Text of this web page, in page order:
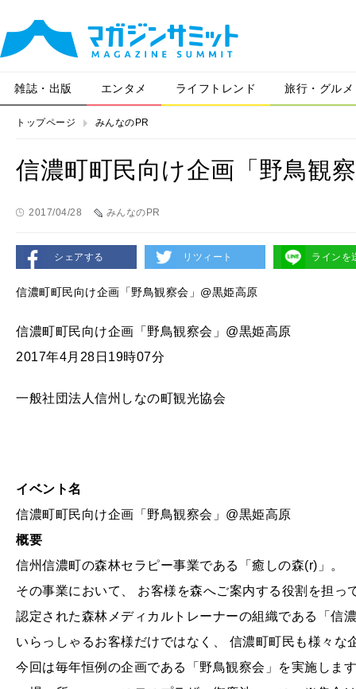
雑誌・出版 エンタメ ライフトレンド 旅行・グルメ
トップページ みんなのPR
信濃町町民向け企画「野鳥観
2017/04/28 みんなのPR
シェアする リツィート ラインを
信濃町町民向け企画「野鳥観察会」@黒姫高原
信濃町町民向け企画「野鳥観察会」@黒姫高原
2017年4月28日19時07分
一般社団法人信州しなの町観光協会
イベント名
信濃町町民向け企画「野鳥観察会」@黒姫高原
概要
信州信濃町の森林セラピー事業である「癒しの森(r)」。
その事業において、 お客様を森へご案内する役割を担
認定された森林メディカルトレーナーの組織である「信
いらっしゃるお客様だけではなく、 信濃町町民も様々な
今回は毎年恒例の企画である「野鳥観察会」を実施しま